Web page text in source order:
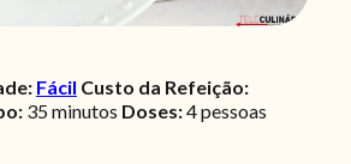
Fácil Custo da Refeição:
35 minutos Doses:4 pessoas